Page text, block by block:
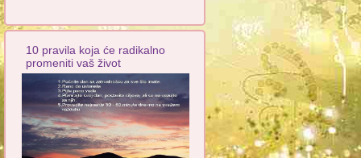
10 pravila koja će radikalno
promeniti vaš život